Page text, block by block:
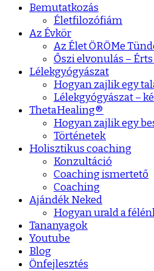
Bemutatkozás
Életfilozófiám
Az Évkör
Az Élet ÖRÖMe
Őszi elvonulás –
Lélekgyógyászat
Hogyan zajlik egy
Lélekgyógyászat –
ThetaHealing®
Hogyan zajlik egy
Történetek
Holisztikus coaching
Konzultáció
Coaching ismertető
Coaching
Ajándék Neked
Hogyan urald a
Tananyagok
Youtube
Blog
Önfejlesztés